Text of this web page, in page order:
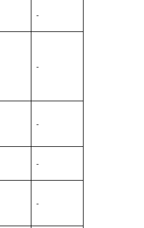
-
-
-
-
-